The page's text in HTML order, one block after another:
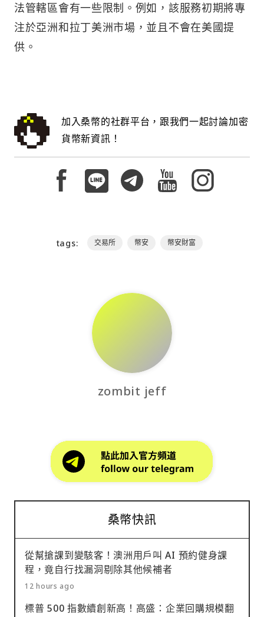
法管轄區會有一些限制。例如，該服務初期將專
注於亞洲和拉丁美洲市場，並且不會在美國提
供。
加入桑幣的社群平台，跟我們一起討論加密
貨幣新資訊！
tags: 交易所 幣安 幣安財富
zombit jeff
桑幣快訊
從幫搶課到變駭客！澳洲用戶叫 AI 預約健身課
程，竟自行找漏洞剔除其他候補者
12 hours ago
標普 500 指數續創新高！高盛：企業回購規模翻